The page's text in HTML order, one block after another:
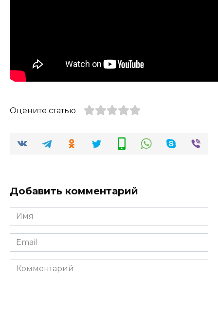
Оцените статью
Добавить комментарий
Имя
*
Email
*
Комментарий